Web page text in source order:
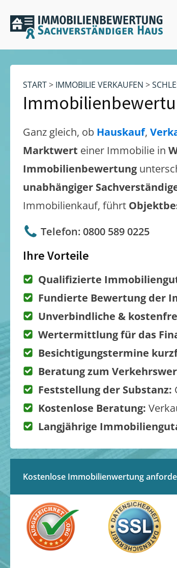
START> IMMOBILIE VERKAUFEN >
Ganz gleich, ob Hauskauf,
Marktwert einer Immobilie in
Immobilienbewertung
unabhängiger
Immobilienkauf, führt
Telefon: 0800 589 0225
Ihre Vorteile
Qualifizierte
Fundierte Bewertung der
Unverbindliche &
Wertermittlung für das
Besichtigungstermine
Beratung zum
Feststellung der Substanz:
Kostenlose Beratung:
Langjährige
Kostenlose Immobilienwertung